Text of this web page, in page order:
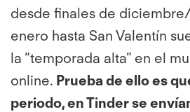
desde finales de
enero hasta San Valentín
la “temporada alta” en el
online. Prueba de ello es
periodo, en Tinder se